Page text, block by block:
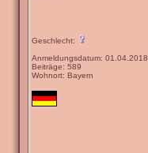
Geschlecht:
Anmeldungsdatum: 01.04.2018
Beiträge: 589
Wohnort: Bayern